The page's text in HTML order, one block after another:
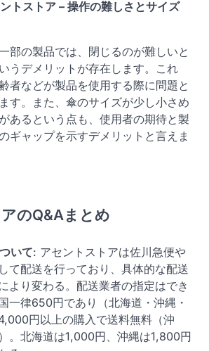
トストア – 操作の難しさとサイズ
部の製品では、閉じるのが難しいと
うデメリットが存在します。これ
者などが製品を使用する際に問題と
す。また、傘のサイズが少し小さめ
あるという点も、使用者の期待と製
ギャップを示すデメリットと言えま
のQ&Aまとめ
いて: アセントストアは佐川急便や
て配送を行っており、具体的な配送
より変わる。配送業者の指定はでき
一律650円であり（北海道・沖縄・
円以上の購入で送料無料（沖
。北海道は1,000円、沖縄は1,800円